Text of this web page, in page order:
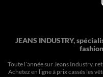
JEANS INDUSTRY,
Toute l’année sur Jeans Industry,
Achetez en ligne à prix cassés les